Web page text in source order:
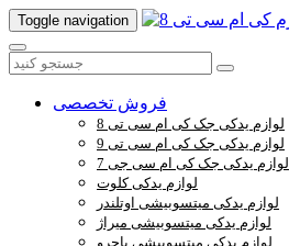
Toggle navigation
فروش تخصصی
لوازم یدکی جک کی ام سی تی 8
لوازم یدکی جک کی ام سی تی 9
لوازم یدکی جک کی ام سی جی 7
لوازم یدکی کلوت
لوازم یدکی میتسوبیشی اوتلندر
لوازم یدکی میتسوبیشی میراژ
لوازم یدکی میتسوبیشی پاجرو